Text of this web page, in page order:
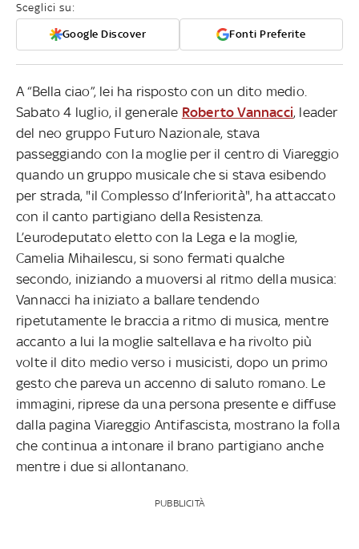
Sceglici su:
Google Discover Fonti Preferite
A “Bella ciao”, lei ha risposto con un dito medio.
Sabato 4 luglio, il generale Roberto Vannacci, leader
del neo gruppo Futuro Nazionale, stava
passeggiando con la moglie per il centro di Viareggio
quando un gruppo musicale che si stava esibendo
per strada, "il Complesso d’Inferiorità", ha attaccato
con il canto partigiano della Resistenza.
L’eurodeputato eletto con la Lega e la moglie,
Camelia Mihailescu, si sono fermati qualche
secondo, iniziando a muoversi al ritmo della musica:
Vannacci ha iniziato a ballare tendendo
ripetutamente le braccia a ritmo di musica, mentre
accanto a lui la moglie saltellava e ha rivolto più
volte il dito medio verso i musicisti, dopo un primo
gesto che pareva un accenno di saluto romano. Le
immagini, riprese da una persona presente e diffuse
dalla pagina Viareggio Antifascista, mostrano la folla
che continua a intonare il brano partigiano anche
mentre i due si allontanano.
PUBBLICITÀ